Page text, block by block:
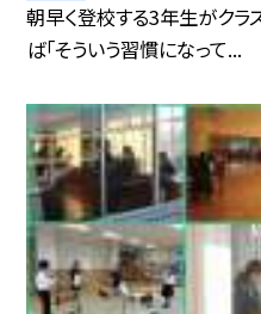
朝早く登校する3年生がクラ
ば「そういう習慣になって...